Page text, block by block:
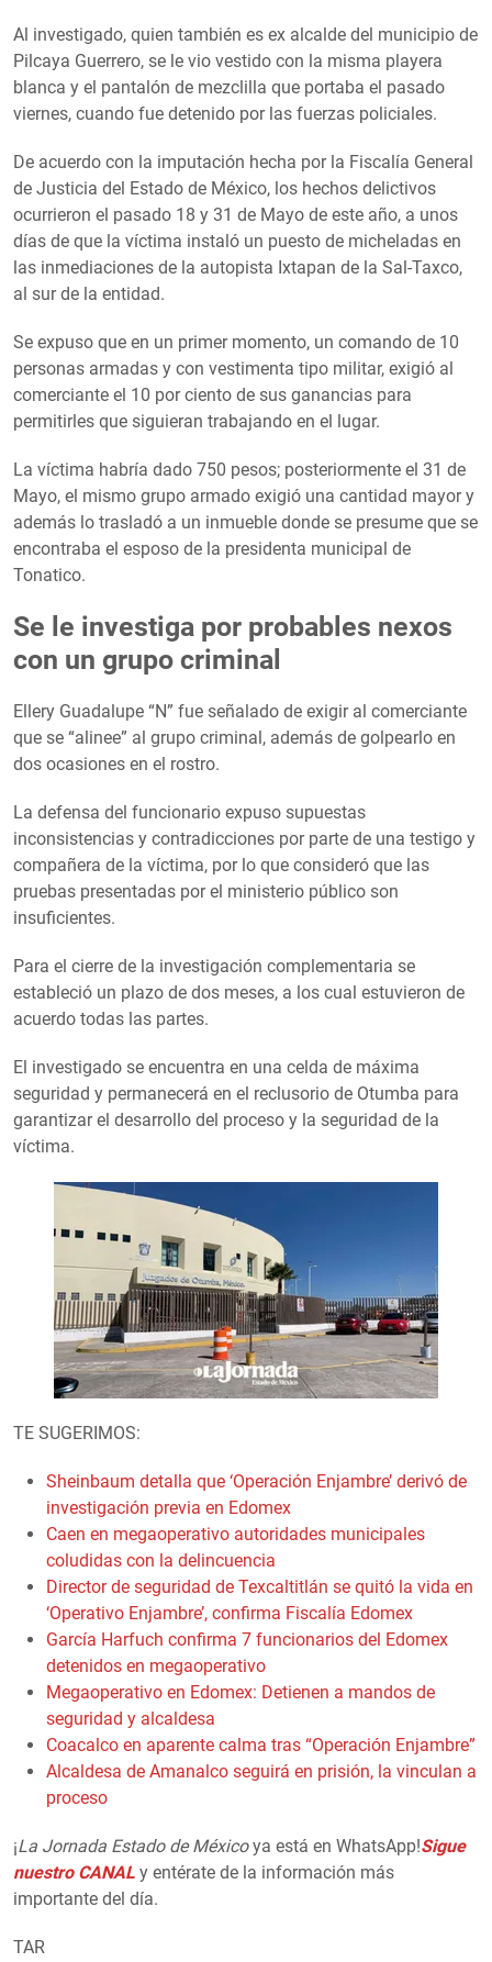
Al investigado, quien también es ex alcalde del municipio de
Pilcaya Guerrero, se le vio vestido con la misma playera
blanca y el pantalón de mezclilla que portaba el pasado
viernes, cuando fue detenido por las fuerzas policiales.
De acuerdo con la imputación hecha por la Fiscalía General
de Justicia del Estado de México, los hechos delictivos
ocurrieron el pasado 18 y 31 de Mayo de este año, a unos
días de que la víctima instaló un puesto de micheladas en
las inmediaciones de la autopista Ixtapan de la Sal-Taxco,
al sur de la entidad.
Se expuso que en un primer momento, un comando de 10
personas armadas y con vestimenta tipo militar, exigió al
comerciante el 10 por ciento de sus ganancias para
permitirles que siguieran trabajando en el lugar.
La víctima habría dado 750 pesos; posteriormente el 31 de
Mayo, el mismo grupo armado exigió una cantidad mayor y
además lo trasladó a un inmueble donde se presume que se
encontraba el esposo de la presidenta municipal de
Tonatico.
Se le investiga por probables nexos
con un grupo criminal
Ellery Guadalupe “N” fue señalado de exigir al comerciante
que se “alinee” al grupo criminal, además de golpearlo en
dos ocasiones en el rostro.
La defensa del funcionario expuso supuestas
inconsistencias y contradicciones por parte de una testigo y
compañera de la víctima, por lo que consideró que las
pruebas presentadas por el ministerio público son
insuficientes.
Para el cierre de la investigación complementaria se
estableció un plazo de dos meses, a los cual estuvieron de
acuerdo todas las partes.
El investigado se encuentra en una celda de máxima
seguridad y permanecerá en el reclusorio de Otumba para
garantizar el desarrollo del proceso y la seguridad de la
víctima.
TE SUGERIMOS:
Sheinbaum detalla que ‘Operación Enjambre’ derivó de
investigación previa en Edomex
Caen en megaoperativo autoridades municipales
coludidas con la delincuencia
Director de seguridad de Texcaltitlán se quitó la vida en
‘Operativo Enjambre’, confirma Fiscalía Edomex
García Harfuch confirma 7 funcionarios del Edomex
detenidos en megaoperativo
Megaoperativo en Edomex: Detienen a mandos de
seguridad y alcaldesa
Coacalco en aparente calma tras “Operación Enjambre”
Alcaldesa de Amanalco seguirá en prisión, la vinculan a
proceso
¡La Jornada Estado de Méxicoya está en WhatsApp!Sigue
nuestro CANAL y entérate de la información más
importante del día.
TAR